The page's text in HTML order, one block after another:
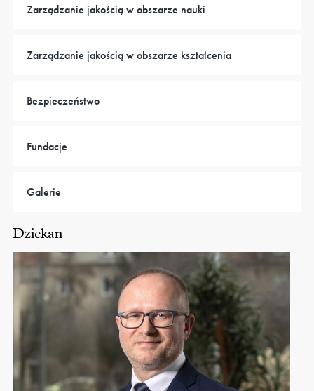
Zarządzanie jakością w obszarze nauki
Zarządzanie jakością w obszarze kształcenia
Bezpieczeństwo
Fundacje
Galerie
Dziekan